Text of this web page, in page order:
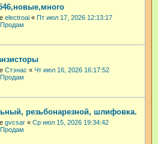
electroai « Пт июл 17, 2026 12:13:17
Продам
Стэнас « Чт июл 16, 2026 16:17:52
Продам
резьбонарезной, шлифовка.
gvcsar « Ср июл 15, 2026 19:34:42
Продам